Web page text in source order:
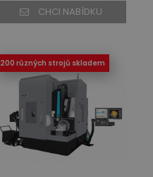
CHCI NABÍDKU
200 různých strojů skladem